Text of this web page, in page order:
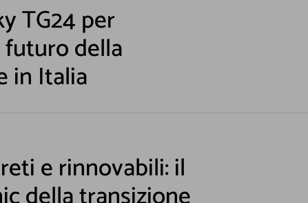
TG24 per
della
in Italia
e rinnovabili: il